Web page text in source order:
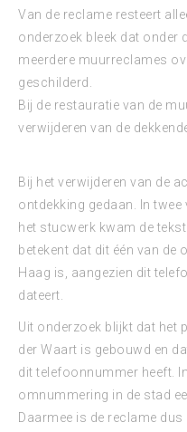
Van de reclame resteert
onderzoek bleek dat onder
meerdere muurreclames
geschilderd.
Bij de restauratie van de
verwijderen van de
Bij het verwijderen van de
ontdekking gedaan. In
het stucwerk kwam de
betekent dat dit één van de
Haag is, aangezien dit
dateert.
Uit onderzoek blijkt dat het
der Waart is gebouwd en
dit telefoonnummer heeft.
omnummering in de stad
Daarmee is de reclame